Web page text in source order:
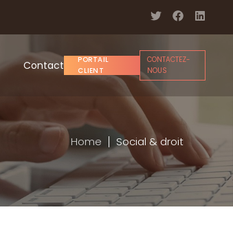
Contact
PORTAIL
CLIENT
CONTACTEZ-
NOUS
Home Social & droit